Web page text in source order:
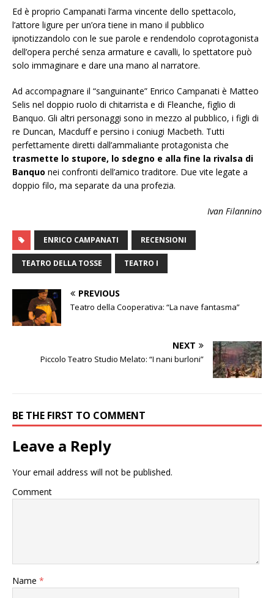
Ed è proprio Campanati l’arma vincente dello spettacolo,
l’attore ligure per un’ora tiene in mano il pubblico
ipnotizzandolo con le sue parole e rendendolo coprotagonista
dell’opera perché senza armature e cavalli, lo spettatore può
solo immaginare e dare una mano al narratore.
Ad accompagnare il “sanguinante” Enrico Campanati è Matteo
Selis nel doppio ruolo di chitarrista e di Fleanche, figlio di
Banquo. Gli altri personaggi sono in mezzo al pubblico, i figli di
re Duncan, Macduff e persino i coniugi Macbeth. Tutti
perfettamente diretti dall’ammaliante protagonista che
trasmette lo stupore, lo sdegno e alla fine la rivalsa di
Banquo nei confronti dell’amico traditore. Due vite legate a
doppio filo, ma separate da una profezia.
Ivan Filannino
ENRICO CAMPANATI RECENSIONI
TEATRO DELLA TOSSE TEATRO I
PREVIOUS
Teatro della Cooperativa: “La nave fantasma”
NEXT
Piccolo Teatro Studio Melato: “I nani burloni”
BE THE FIRST TO COMMENT
Leave a Reply
Your email address will not be published.
Comment
Name *